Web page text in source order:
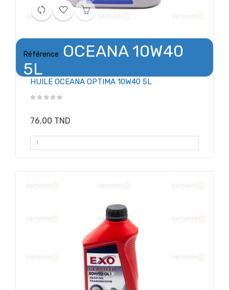
Référence
OCEANA 10W40
5L
HUILE OCEANA OPTIMA 10W40 5L
76,00 TND